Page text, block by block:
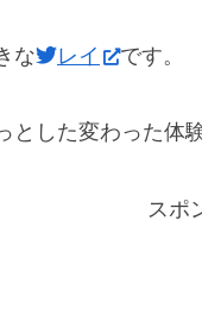
な レイ です。
した変わった体
スポ